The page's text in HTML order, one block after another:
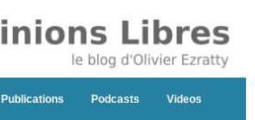
Publications Podcasts Videos